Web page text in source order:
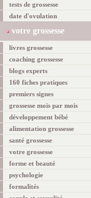
tests de grossesse
date d'ovulation
votre grossesse
livres grossesse
coaching grossesse
blogs experts
160 fiches pratiques
premiers signes
grossesse mois par mois
développement bébé
alimentation grossesse
santé grossesse
votre grossesse
forme et beauté
psychologie
formalités